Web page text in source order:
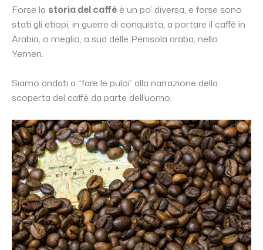
Forse la storia del caffè è un po’ diversa, e forse sono
stati gli etiopi, in guerre di conquista, a portare il caffè in
Arabia, o meglio, a sud delle Penisola araba, nello
Yemen.
Siamo andati a “fare le pulci” alla narrazione della
scoperta del caffè da parte dell’uomo.